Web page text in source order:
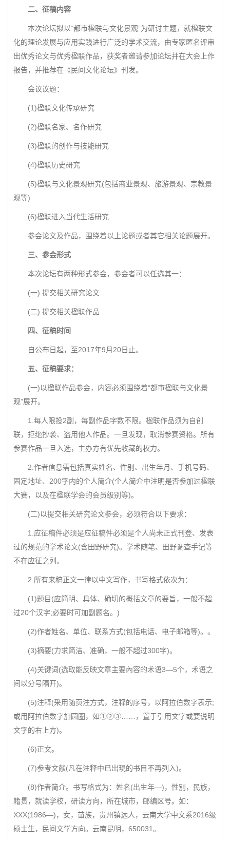
二、征稿内容
本次论坛拟以“都市楹联与文化景观”为研讨主题，就楹联文
化的理论发展与应用实践进行广泛的学术交流，由专家匿名评审
出优秀论文与优秀楹联作品，获奖者邀请参加论坛并在大会上作
报告，并推荐在《民间文化论坛》刊发。
会议议题：
(1)楹联文化传承研究
(2)楹联名家、名作研究
(3)楹联的创作与技能研究
(4)楹联历史研究
(5)楹联与文化景观研究(包括商业景观、旅游景观、宗教景
观等)
(6)楹联进入当代生活研究
参会论文及作品，围绕着以上论题或者其它相关论题展开。
三、参会形式
本次论坛有两种形式参会，参会者可以任选其一：
(一) 提交相关研究论文
(二) 提交相关楹联作品
四、征稿时间
自公布日起，至2017年9月20日止。
五、征稿要求：
(一)以楹联作品参会，内容必须围绕着“都市楹联与文化景
观”展开。
1.每人限投2副，每副作品字数不限。楹联作品须为自创
联，拒绝抄袭、盗用他人作品。一旦发现，取消参赛资格。所有
参赛作品一旦入选，主办方有优先收藏的权力。
2.作者信息需包括真实姓名、性别、出生年月、手机号码、
固定地址、200字内的个人简介(个人简介中注明是否参加过楹联
大赛，以及在楹联学会的会员级别等)。
(二)以提交相关研究论文参会，必须符合以下要求：
1.应征稿件必须是应征稿件必须是个人尚未正式刊登、发表
过的规范的学术论文(含田野研究)。学术随笔、田野调查手记等
不在应征之列。
2.所有来稿正文一律以中文写作，书写格式依次为：
(1)題目(应简明、具体、确切的概括文章的要旨，一般不超
过20个汉字;必要时可加副题名。)
(2)作者姓名、单位、联系方式(包括电话、电子邮箱等)。。
(3)摘要(力求简洁、准确，一般不超过300字)。
(4)关键词(选取能反映文章主要內容的术语3—5个，术语之
间以分号隔开)。
(5)注释(采用随页注方式，注释的序号，以阿拉伯数字表示;
或用阿拉伯数字加圆圈，如①②③……，置于引用文字或要说明
文字的右上方)。
(6)正文。
(7)参考文献(凡在注释中已出現的书目不再列入)。
(8)作者简介。书写格式为：姓名(出生年—)，性別，民族，
籍贯，就读学校，研读方向，所在城市，邮编区号。如：
XXX(1986—)，女，苗族，贵州镇远人，云南大学中文系2016级
硕士生，民间文学方向。云南昆明，650031。